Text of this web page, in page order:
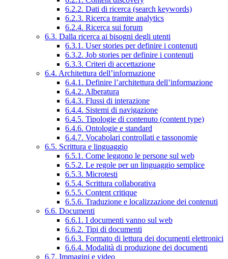
6.2.2. Dati di ricerca (search keywords)
6.2.3. Ricerca tramite analytics
6.2.4. Ricerca sui forum
6.3. Dalla ricerca ai bisogni degli utenti
6.3.1. User stories per definire i contenuti
6.3.2. Job stories per definire i contenuti
6.3.3. Criteri di accettazione
6.4. Architettura dell’informazione
6.4.1. Definire l’architettura dell’informazione
6.4.2. Alberatura
6.4.3. Flussi di interazione
6.4.4. Sistemi di navigazione
6.4.5. Tipologie di contenuto (content type)
6.4.6. Ontologie e standard
6.4.7. Vocabolari controllati e tassonomie
6.5. Scrittura e linguaggio
6.5.1. Come leggono le persone sul web
6.5.2. Le regole per un linguaggio semplice
6.5.3. Microtesti
6.5.4. Scrittura collaborativa
6.5.5. Content critique
6.5.6. Traduzione e localizzazione dei contenuti
6.6. Documenti
6.6.1. I documenti vanno sul web
6.6.2. Tipi di documenti
6.6.3. Formato di lettura dei documenti elettronici
6.6.4. Modalità di produzione dei documenti
6.7. Immagini e video